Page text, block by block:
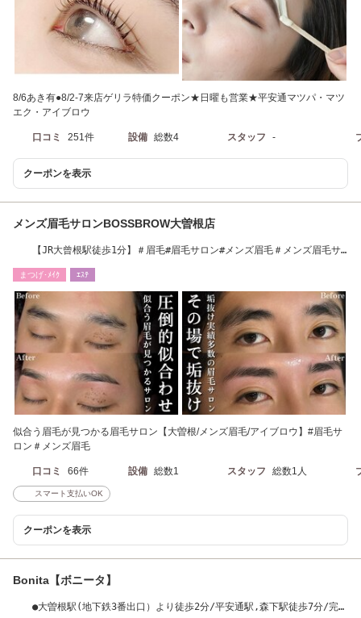
8/6あき有●8/2-7来店ゲリラ特価クーポン★日曜も営業★平安通マツパ・マツ
エク・アイブロウ
口コミ 251件 設備 総数4 スタッフ -
クーポンを表示
メンズ眉毛サロンBOSSBROW大曽根店
【JR大曾根駅徒歩1分】＃眉毛#眉毛サロン#メンズ眉毛＃メンズ眉毛サ
まつげ･ﾒｲｸ ｴｽﾃ
似合う眉毛が見つかる眉毛サロン【大曽根/メンズ眉毛/アイブロウ】#眉毛サ
ロン＃メンズ眉毛
口コミ 66件 設備 総数1 スタッフ 総数1人
スマート支払いOK
クーポンを表示
Bonita【ボニータ】
●大曽根駅(地下鉄3番出口）より徒歩2分/平安通駅,森下駅徒歩7分/完全